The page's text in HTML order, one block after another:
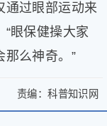
通过眼部运动来
眼保健操大家
那么神奇。”
责编：科普知识网